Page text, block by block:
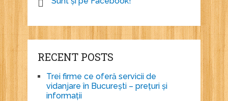
RECENT POSTS
Trei firme ce oferă servicii de
vidanjare în București – prețuri și
informații